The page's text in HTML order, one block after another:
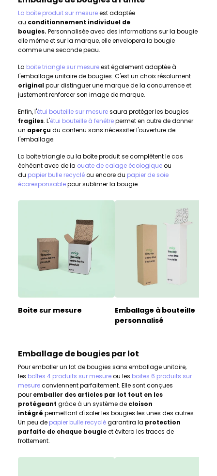
La boîte produit sur mesureest adaptée
au conditionnement individuel de
bougies. Personnalisée avec des informations sur la bougie
elle même et sur la marque, elle envelopera la bougie
comme une seconde peau.
La boite triangle sur mesureest également adaptée à
l'emballage unitaire de bougies. C'est un choix résolument
original pour distinguer une marque de la concurrence et
justement renforcer son image de marque.
Enfin, l'étui bouteille sur mesuresaura protéger les bougies
fragiles. L'étui bouteille à fenêtrepermet en outre de donner
un aperçu du contenu sans nécessiter l'ouverture de
l'emballage.
La boîte triangle ou la boîte produit se complètent le cas
échéant avec de la ouate de calage écologiqueou
du papier bulle recycléou encore du papier de soie
écoresponsablepour sublimer la bougie.
Boite sur mesure
Emballage à bouteille
personnalisé
Emballage de bougies par lot
Pour emballer un lot de bougies sans emballage unitaire,
les boîtes 4 produits sur mesureou les boites 6 produits sur
mesureconviennent parfaitement. Elle sont conçues
pour emballer des articles par lot tout en les
protégeant grâce à un système de cloison
intégré permettant d'isoler les bougies les unes des autres.
Un peu de papier bulle recyclégarantira la protection
parfaite de chaque bougieet évitera les traces de
frottement.